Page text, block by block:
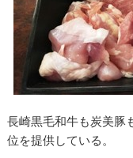
長崎黒毛和牛も炭美豚
位を提供している。